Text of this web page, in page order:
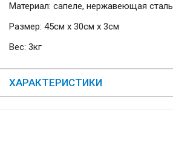
Материал: сапеле, нержавеющая сталь
Размер: 45см х 30см х 3см
Вес: 3кг
ХАРАКТЕРИСТИКИ